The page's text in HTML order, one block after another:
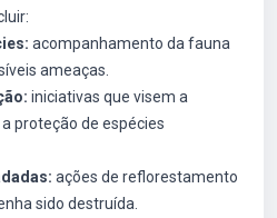
acompanhamento da fauna
ameaças.
iniciativas que visem a
proteção de espécies
ações de reflorestamento
sido destruída.